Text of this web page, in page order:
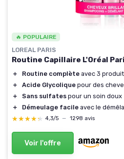
🔥 POPULAIRE
LOREAL PARIS
Routine Capillaire L'Oréal
＋ Routine complète avec 3
＋
Acide Glycolique pour des
＋
Sans sulfates pour un soin doux
＋
Démeulage facile avec le
★★★★★
★★★★★ 4,3/5 — 1298 avis
Voir l'offre